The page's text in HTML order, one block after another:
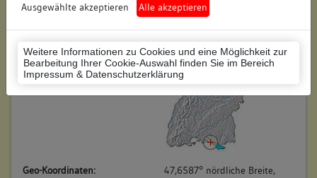
Ausgewählte akzeptieren Alle akzeptieren
Weitere Informationen zu Cookies und eine Möglichkeit zur
Bearbeitung Ihrer Cookie-Auswahl finden Sie im Bereich
Impressum & Datenschutzerklärung
Historischer Straßenname: keiner
Lage des Wohnplatzes:
Geo-Koordinaten:
47,6587° nördliche Breite,